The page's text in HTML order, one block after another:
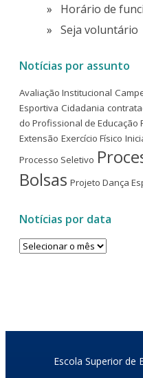
Horário de
Seja voluntário
Notícias por assunto
Avaliação Institucional
Esportiva Cidadania
do Profissional de Educação
Extensão Exercício Físico
Processo Seletivo
Bolsas Projeto Dança
Notícias por data
Notícias
Escola Superior de